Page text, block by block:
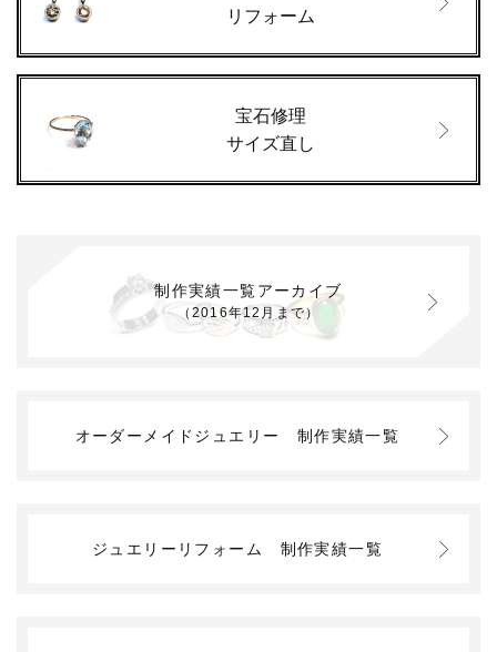
リフォーム
宝石修理
サイズ直し
制作実績一覧アーカイブ
（2016年12月まで）
オーダーメイドジュエリー 制作実績一覧
ジュエリーリフォーム 制作実績一覧